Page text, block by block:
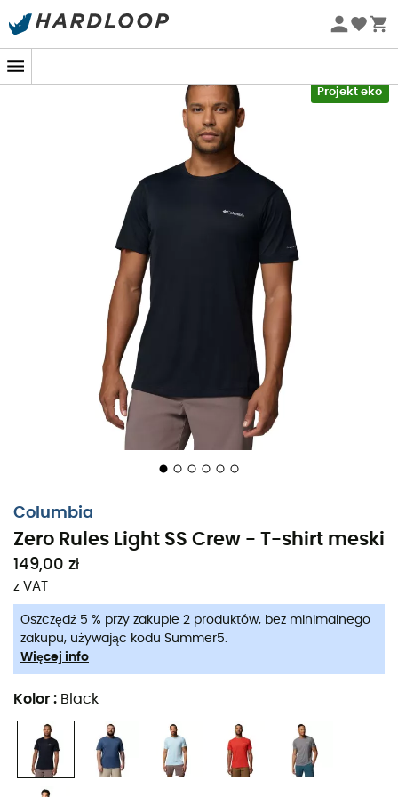
Letnie promocje 🔥 -5% DODATKOWO przy zakupie 2
Projekt eko
Columbia
Zero Rules Light SS Crew - T-shirt meski
149,00 zł
z VAT
Oszczędź 5 % przy zakupie 2 produktów, bez minimalnego
zakupu, używając kodu Summer5.
Więcej info
Kolor : Black
Wyrusz na przygodę tego lata z lekkim
T-shirtem
technicznym Zero Rules Light SS Crew odColumbia
dlamężczyzn